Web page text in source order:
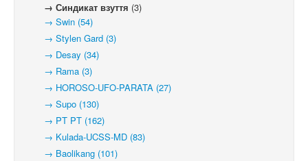
→ Синдикат взуття (3)
→ Swin (54)
→ Stylen Gard (3)
→ Desay (34)
→ Rama (3)
→ HOROSO-UFO-PARATA (27)
→ Supo (130)
→ PT PT (162)
→ Kulada-UCSS-MD (83)
→ Baolikang (101)